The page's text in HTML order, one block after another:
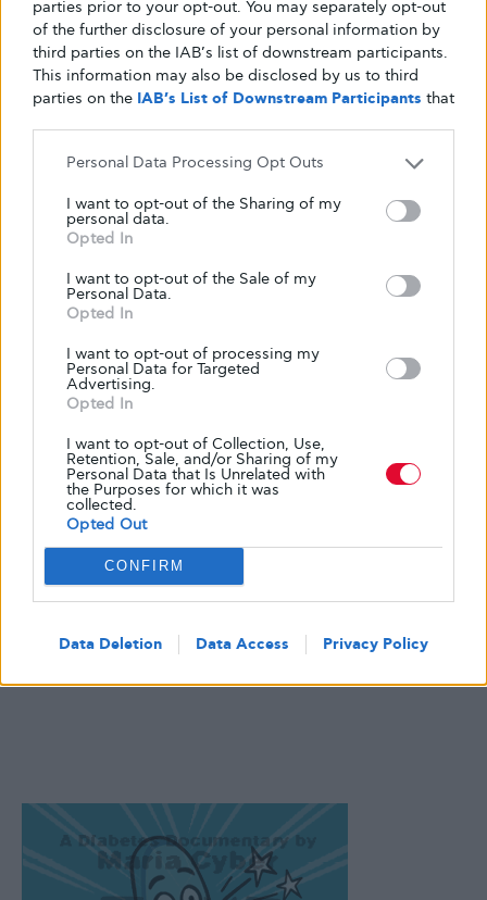
parties prior to your opt-out. You may separately opt-out
of the further disclosure of your personal information by
third parties on the IAB’s list of downstream participants.
This information may also be disclosed by us to third
parties on the IAB’s List of Downstream Participants that
Personal Data Processing Opt Outs
I want to opt-out of the Sharing of my
personal data.
Opted In
I want to opt-out of the Sale of my
Personal Data.
Opted In
I want to opt-out of processing my
Personal Data for Targeted
Advertising.
Opted In
I want to opt-out of Collection, Use,
Retention, Sale, and/or Sharing of my
Personal Data that Is Unrelated with
the Purposes for which it was
collected.
Opted Out
CONFIRM
Data Deletion Data Access Privacy Policy